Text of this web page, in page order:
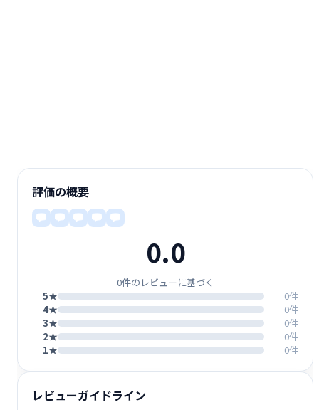
評価の概要
0.0
0件のレビューに基づく
5★
0件
4★
0件
3★
0件
2★
0件
1★
0件
レビューガイドライン